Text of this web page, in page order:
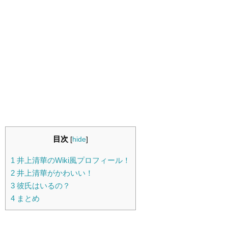
目次 [hide]
1 井上清華のWiki風プロフィール！
2 井上清華がかわいい！
3 彼氏はいるの？
4 まとめ